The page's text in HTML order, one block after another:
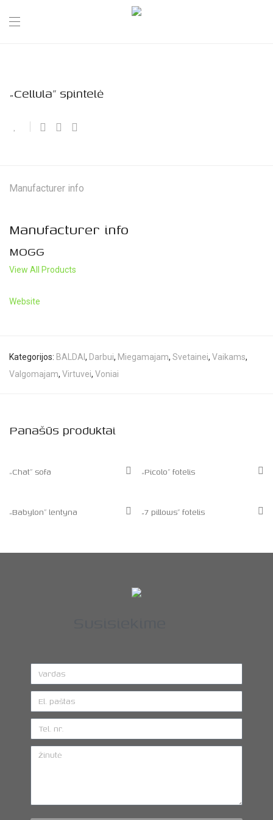
„Cellula” spintelė
Manufacturer info
Manufacturer info
MOGG
View All Products
Website
Kategorijos: BALDAI , Darbui, Miegamajam, Svetainei, Vaikams,
Valgomajam, Virtuvei, Voniai
Panašūs produktai
„Chat” sofa „Picolo” fotelis
„Babylon” lentyna „7 pillows” fotelis